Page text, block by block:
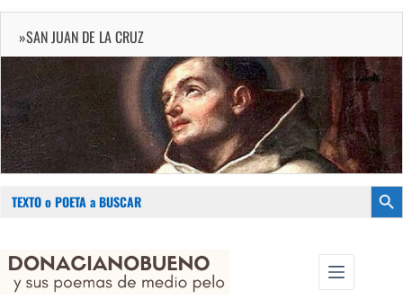
»SAN JUAN DE LA CRUZ
contenido